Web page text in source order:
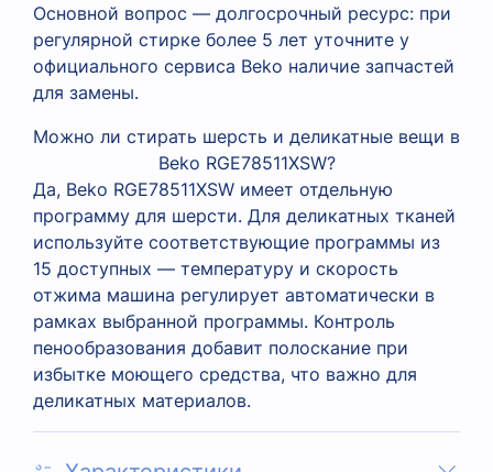
Основной вопрос — долгосрочный ресурс: при
регулярной стирке более 5 лет уточните у
официального сервиса Beko наличие запчастей
для замены.
Можно ли стирать шерсть и деликатные вещи в
Beko RGE78511XSW?
Да, Beko RGE78511XSW имеет отдельную
программу для шерсти. Для деликатных тканей
используйте соответствующие программы из
15 доступных — температуру и скорость
отжима машина регулирует автоматически в
рамках выбранной программы. Контроль
пенообразования добавит полоскание при
избытке моющего средства, что важно для
деликатных материалов.